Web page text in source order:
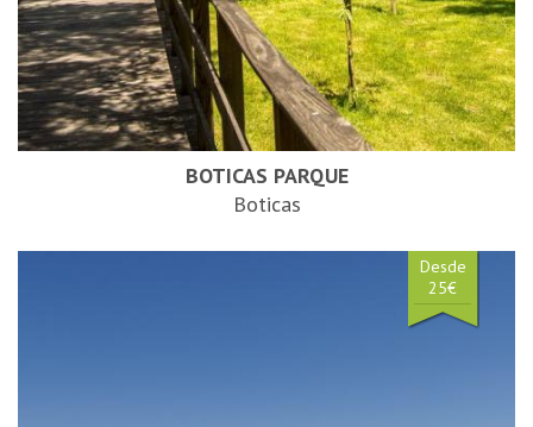
BOTICAS PARQUE
Boticas
Desde
25€